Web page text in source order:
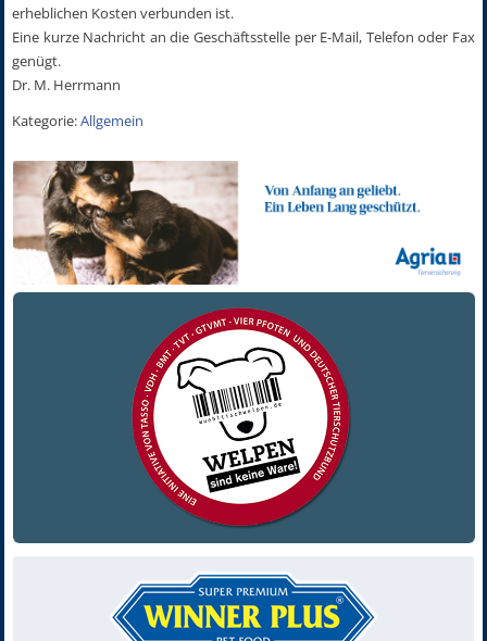
erheblichen Kosten verbunden ist.
Eine kurze Nachricht an die Geschäftsstelle per E-Mail, Telefon oder Fax
genügt.
Dr. M. Herrmann
Kategorie:Allgemein